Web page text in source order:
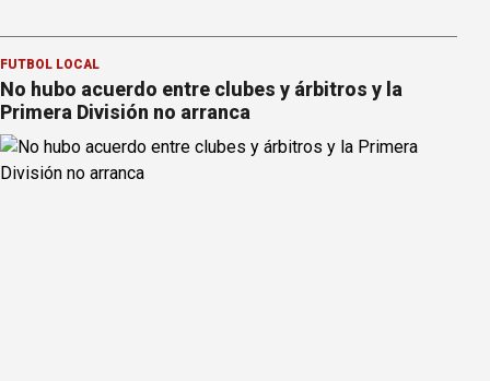
FÚTBOL LOCAL
No hubo acuerdo entre clubes y árbitros y la
Primera División no arranca